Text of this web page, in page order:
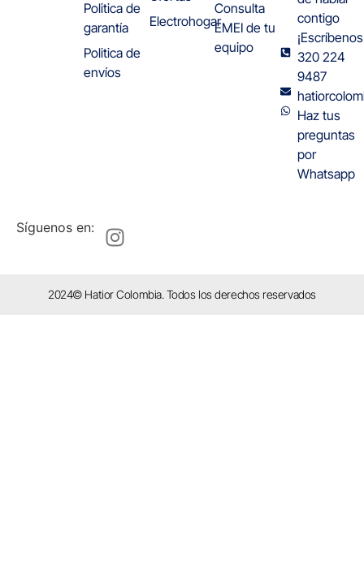
Politica de
garantía
Politica de
envíos
Electrohogar
Consulta
EMEI de tu
equipo
contigo
320 224
9487
Haz tus
preguntas
por
Whatsapp
Síguenos en:
2024© Hatior Colombia. Todos los derechos reservados